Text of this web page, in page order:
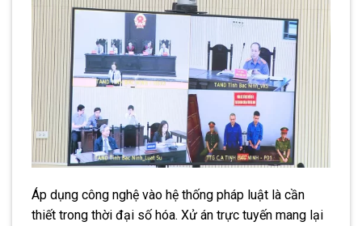
Áp dụng công nghệ vào hệ thống pháp luật là cần
thiết trong thời đại số hóa. Xử án trực tuyến mang lại